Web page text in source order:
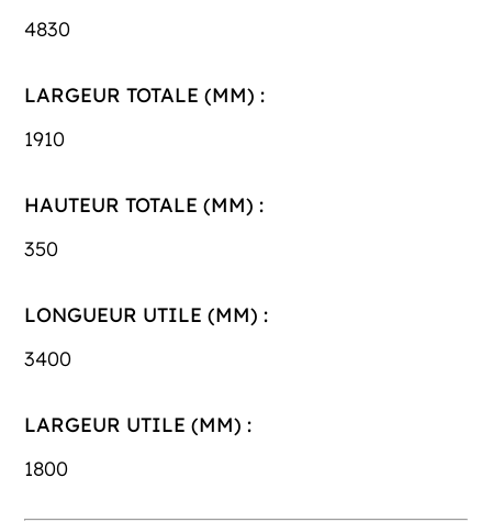
4830
LARGEUR TOTALE (MM) :
1910
HAUTEUR TOTALE (MM) :
350
LONGUEUR UTILE (MM) :
3400
LARGEUR UTILE (MM) :
1800